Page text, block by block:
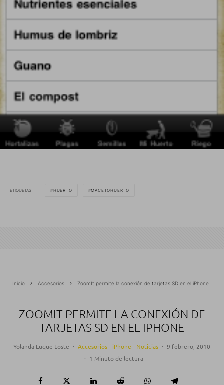
ETIQUETAS HUERTO MACETOHUERTO
Inicio Accesorios ZoomIt permite la conexión de tarjetas SD en el iPhone
ZOOMIT PERMITE LA CONEXIÓN DE
TARJETAS SD EN EL IPHONE
Yolanda Luque Loste · Accesorios iPhone Noticias · 9 febrero, 2010
· 1 Minuto de lectura